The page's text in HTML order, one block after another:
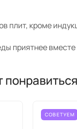
плит, кроме
приятнее
СОВЕТУЕМ